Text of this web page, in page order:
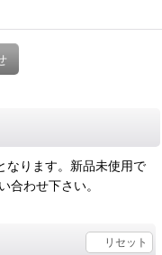
なります。新品未使用で
合わせ下さい。
リセット